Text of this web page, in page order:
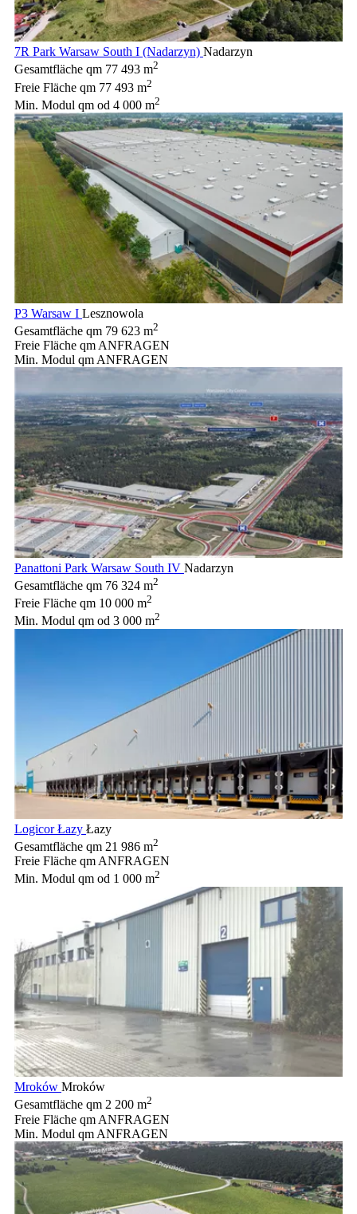
7R Park Warsaw South I (Nadarzyn) Nadarzyn
Gesamtfläche qm 77 493 m2
Freie Fläche qm 77 493 m2
Min. Modul qm od 4 000 m2
P3 Warsaw I Lesznowola
Gesamtfläche qm 79 623 m2
Freie Fläche qm ANFRAGEN
Min. Modul qm ANFRAGEN
Panattoni Park Warsaw South IV Nadarzyn
Gesamtfläche qm 76 324 m2
Freie Fläche qm 10 000 m2
Min. Modul qm od 3 000 m2
Logicor Łazy Łazy
Gesamtfläche qm 21 986 m2
Freie Fläche qmANFRAGEN
Min. Modul qm od 1 000 m2
Mroków Mroków
Gesamtfläche qm 2 200 m2
Freie Fläche qm ANFRAGEN
Min. Modul qm ANFRAGEN